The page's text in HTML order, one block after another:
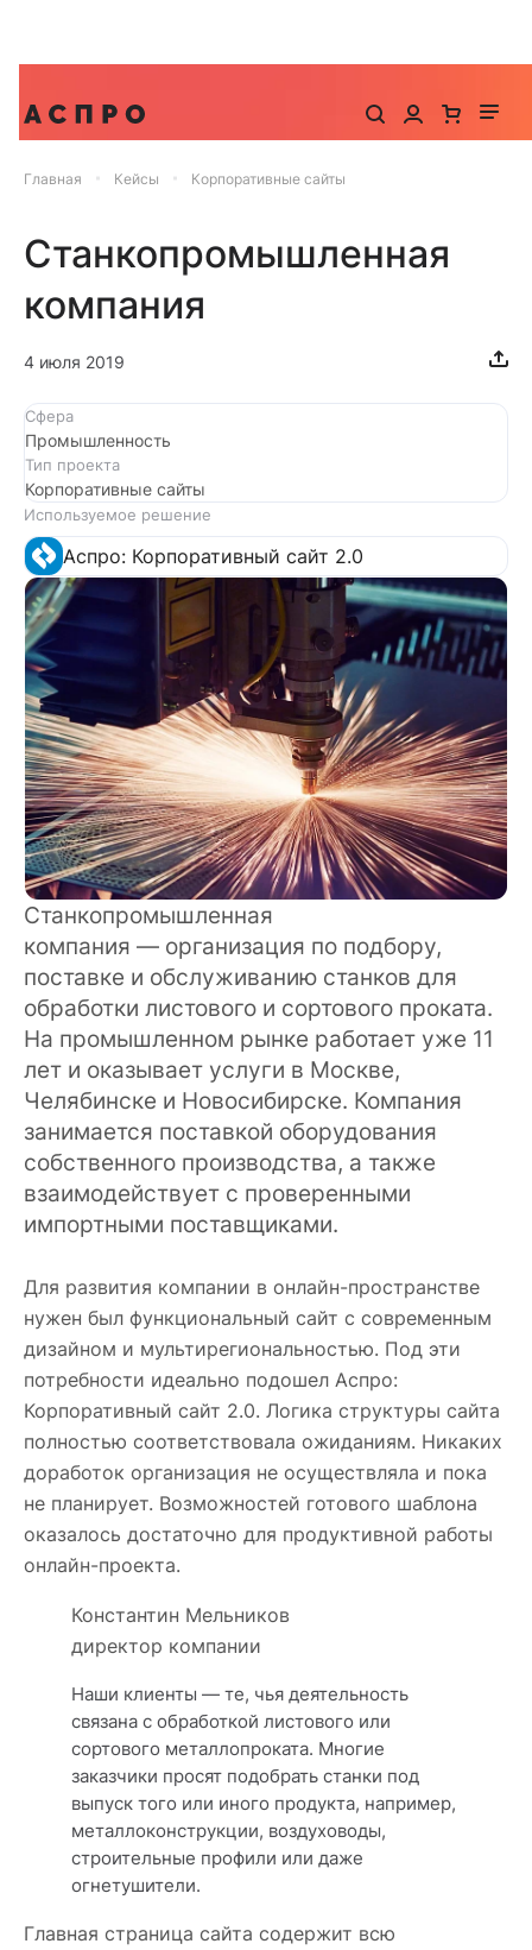
Главная Кейсы Корпоративные сайты
Станкопромышленная
компания
4 июля 2019
Станкопромышленная
компания — организация по подбору,
поставке и обслуживанию станков для
обработки листового и сортового проката.
На промышленном рынке работает уже 11
лет и оказывает услуги в Москве,
Челябинске и Новосибирске. Компания
занимается поставкой оборудования
собственного производства, а также
взаимодействует с проверенными
импортными поставщиками.
Для развития компании в онлайн-пространстве
нужен был функциональный сайт с современным
дизайном и мультирегиональностью. Под эти
потребности идеально подошел Аспро:
Корпоративный сайт 2.0. Логика структуры сайта
полностью соответствовала ожиданиям. Никаких
доработок организация не осуществляла и пока
не планирует. Возможностей готового шаблона
оказалось достаточно для продуктивной работы
онлайн-проекта.
Константин Мельников
директор компании
Наши клиенты — те, чья деятельность
связана с обработкой листового или
сортового металлопроката. Многие
заказчики просят подобрать станки под
выпуск того или иного продукта, например,
металлоконструкции, воздуховоды,
строительные профили или даже
огнетушители.
Главная страница сайта содержит всю
Сфера
Промышленность
Тип проекта
Корпоративные сайты
Используемое решение
Аспро: Корпоративный сайт 2.0